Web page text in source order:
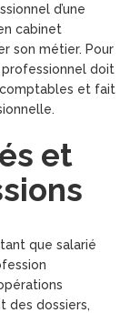
d’une
cabinet
son métier. Pour
doit
comptables et fait
et
que salarié
des dossiers,